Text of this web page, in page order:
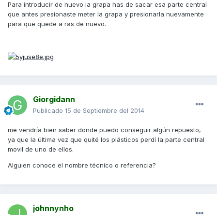
Para introducir de nuevo la grapa has de sacar esa parte central
que antes presionaste meter la grapa y presionarla nuevamente
para que quede a ras de nuevo.
Giorgidann
Publicado 15 de Septiembre del 2014
me vendría bien saber donde puedo conseguir algún repuesto,
ya que la última vez que quité los plásticos perdí la parte central
movil de uno de ellos.
Alguien conoce el nombre técnico o referencia?
johnnynho